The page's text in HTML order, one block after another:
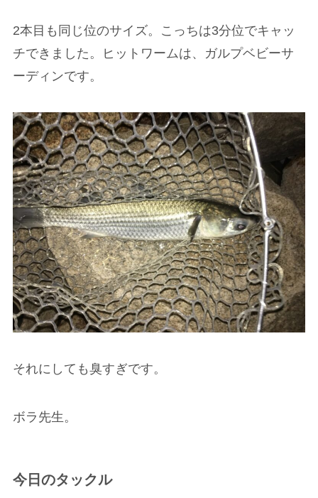
2本目も同じ位のサイズ。こっちは3分位でキャッ
チできました。ヒットワームは、ガルプベビーサ
ーディンです。
それにしても臭すぎです。
ボラ先生。
今日のタックル